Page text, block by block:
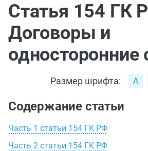
Статья 154 ГК
Договоры и
односторонние
Размер шрифта:
Содержание статьи
Часть 1 статьи 154 ГК РФ
Часть 2 статьи 154 ГК РФ